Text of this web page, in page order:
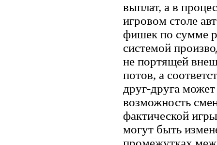
выплат, а в
игровом столе
фишек по сумме
системой
не портящей
потов, а
друг-друга
возможность
фактической
могут быть